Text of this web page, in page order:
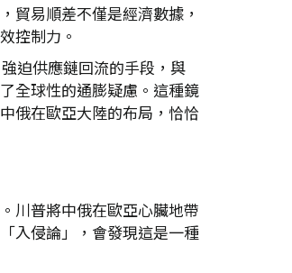
貿易順差不僅是經濟數據，
控制力。
迫供應鏈回流的手段，與
全球性的通膨疑慮。這種鏡
俄在歐亞大陸的布局，恰恰
川普將中俄在歐亞心臟地帶
入侵論」，會發現這是一種